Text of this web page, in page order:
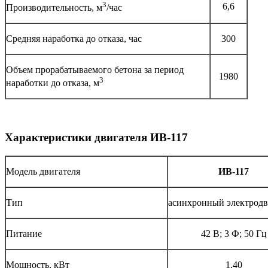
Производительность, м3/час 6,6
Средняя наработка до отказа, час 300
Объем прорабатываемого бетона за период
наработки до отказа, м3 1980
Характеристики двигателя ИВ-117
Модель двигателя ИВ-117
Тип асинхронный
Питание 42 В; 3 Ф; 50 Гц
Мощность, кВт 1,40